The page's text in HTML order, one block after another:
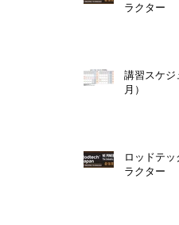
ラクター
講習スケジ
月）
ロッドテッ
ラクター